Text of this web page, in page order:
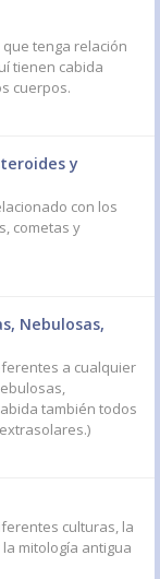
tenga relación
tienen cabida
cuerpos.
y
con los
cometas y
Nebulosas,
a cualquier
también todos
culturas, la
mitología antigua